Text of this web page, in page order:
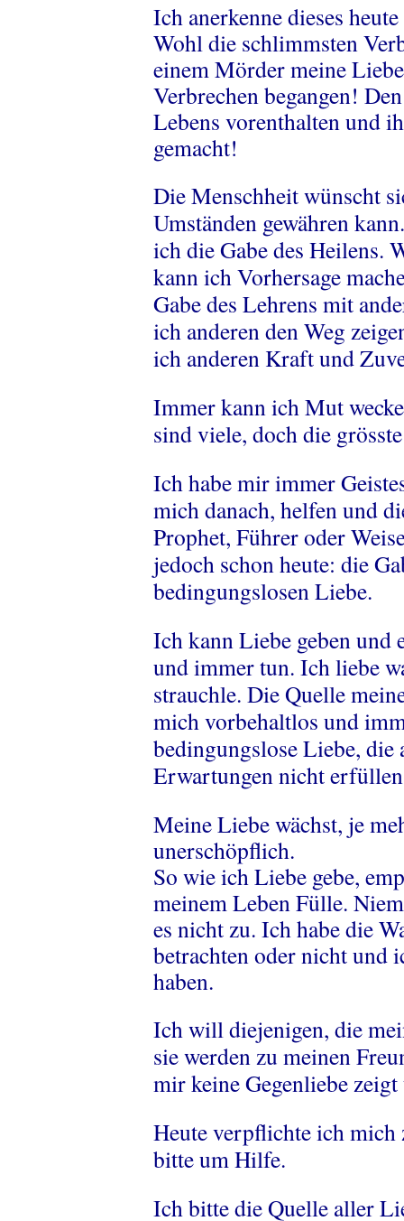
Ich anerkenne dieses
Wohl die schlimmsten
einem Mörder meine
Verbrechen begangen!
Lebens vorenthalten und
gemacht!
Die Menschheit wünscht
Umständen gewähren
ich die Gabe des Heilens.
kann ich Vorhersage
Gabe des Lehrens mit
ich anderen den Weg
ich anderen Kraft und
Immer kann ich Mut
sind viele, doch die
Ich habe mir immer
mich danach, helfen und
Prophet, Führer oder
jedoch schon heute: die
bedingungslosen Liebe.
Ich kann Liebe geben und
und immer tun. Ich liebe
strauchle. Die Quelle
mich vorbehaltlos und
bedingungslose Liebe, die
Erwartungen nicht
Meine Liebe wächst, je
unerschöpflich.
So wie ich Liebe gebe,
meinem Leben Fülle.
es nicht zu. Ich habe die
betrachten oder nicht und
haben.
Ich will diejenigen, die
sie werden zu meinen
mir keine Gegenliebe
Heute verpflichte ich
bitte um Hilfe.
Ich bitte die Quelle aller